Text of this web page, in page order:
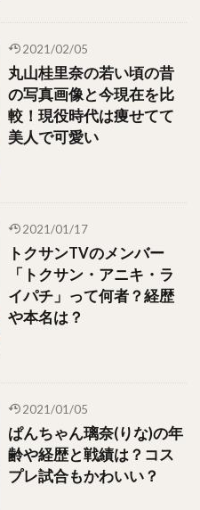
2021/02/05
丸山桂里奈の若い頃の昔
の写真画像と今現在を比
較！現役時代は痩せてて
美人で可愛い
2021/01/17
トクサンTVのメンバー
「トクサン・アニキ・ラ
イパチ」って何者？経歴
や本名は？
2021/01/05
ぱんちゃん璃奈(りな)の年
齢や経歴と戦績は？コス
プレ試合もかわいい？